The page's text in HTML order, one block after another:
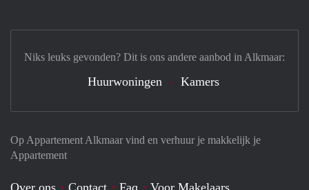
Op Appartement Alkmaar vind en verhuur je makkelijk je
Appartement
Over ons Contact Faq Voor Makelaars
Niks leuks gevonden? Dit is ons andere aanbod in Alkmaar:
Huurwoningen Kamers